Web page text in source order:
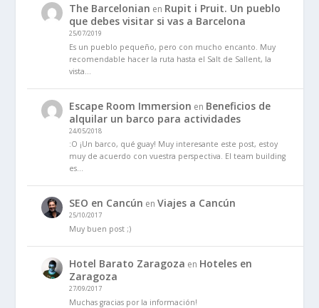
The Barcelonian en Rupit i Pruit. Un pueblo
que debes visitar si vas a Barcelona
25/07/2019
Es un pueblo pequeño, pero con mucho encanto. Muy
recomendable hacer la ruta hasta el Salt de Sallent, la
vista…
Escape Room Immersion en Beneficios de
alquilar un barco para actividades
24/05/2018
:O ¡Un barco, qué guay! Muy interesante este post, estoy
muy de acuerdo con vuestra perspectiva. El team building
es…
SEO en Cancún enViajes a Cancún
25/10/2017
Muy buen post ;)
Hotel Barato Zaragoza en Hoteles en
Zaragoza
27/09/2017
Muchas gracias por la información!